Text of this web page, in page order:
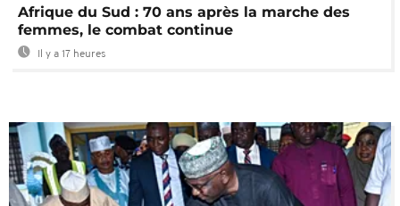
Afrique du Sud : 70 ans après la marche des
femmes, le combat continue
Il y a 17 heures